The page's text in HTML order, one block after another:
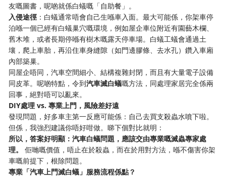
友嘅圖書，呢啲就係白蟻嘅「自助餐」。
入侵途徑 ：白蟻通常唔會自己生喺車入面。最大可能係，你架車停
泊喺一個已經有白蟻巢穴嘅環境，例如屋企車位附近有園藝木欄、
舊木堆，或者長期停喺有樹木嘅露天停車場。白蟻工蟻會通過土
壤，爬上車胎，再沿住車身縫隙（如門邊膠條、去水孔）鑽入車廂
內部築巢。
同屋企唔同，汽車空間細小、結構複雜封閉，而且有大量電子設備
同皮革。呢啲特點，令到汽車滅白蟻嘅方法，同處理家居完全係兩
回事，絕對唔可以亂來。
DIY處理 vs. 專業上門，風險差好遠
發現問題，好多車主第一反應可能係：自己去買支殺蟲水噴下啦。
但係，我強烈建議你唔好咁做。睇下個對比就明：
所以，答案好明顯：汽車白蟻問題，應該交由專業嘅滅蟲專家處
理。
​ 佢哋嘅價值，唔止在於殺蟲，而在於用對方法，喺不傷害你架
車嘅前提下，根除問題。
專業「汽車上門滅白蟻」服務流程係點？